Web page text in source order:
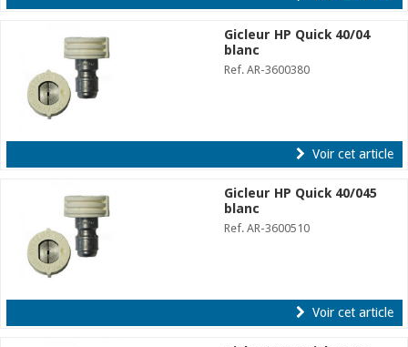
Gicleur HP Quick 40/04
blanc
Ref. AR-3600380
Voir cet article
Gicleur HP Quick 40/045
blanc
Ref. AR-3600510
Voir cet article